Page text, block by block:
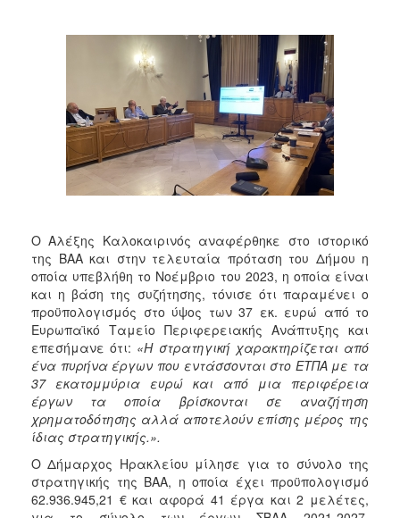
2012
2006
ΕΠΙΣΚΕΠΤΗΣ
ΗΡΑΚΛΕΙΟ
Ο Αλέξης Καλοκαιρινός αναφέρθηκε στο ιστορικό
της ΒΑΑ και στην τελευταία πρόταση του Δήμου η
οποία υπεβλήθη το Νοέμβριο του 2023, η οποία είναι
και η βάση της συζήτησης, τόνισε ότι παραμένει ο
προϋπολογισμός στο ύψος των 37 εκ. ευρώ από το
Ευρωπαϊκό Ταμείο Περιφερειακής Ανάπτυξης και
επεσήμανε ότι: «Η στρατηγική χαρακτηρίζεται από
ένα πυρήνα έργων που εντάσσονται στο ΕΤΠΑ με τα
37 εκατομμύρια ευρώ και από μια περιφέρεια
έργων τα οποία βρίσκονται σε αναζήτηση
χρηματοδότησης αλλά αποτελούν επίσης μέρος της
ίδιας στρατηγικής.».
Ο Δήμαρχος Ηρακλείου μίλησε για το σύνολο της
στρατηγικής της ΒΑΑ, η οποία έχει προϋπολογισμό
62.936.945,21 € και αφορά 41 έργα και 2 μελέτες,